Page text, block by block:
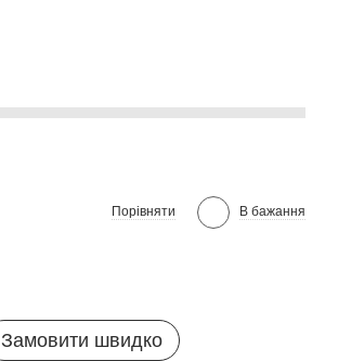
Порівняти В бажання
Замовити швидко